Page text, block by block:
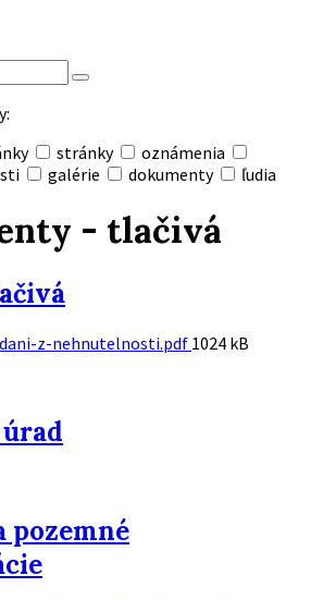
stránky
oznámenia
galérie dokumenty ľudia
- tlačivá
z-nehnutelnosti.pdf Veľkosť
1024 kB
pozemné